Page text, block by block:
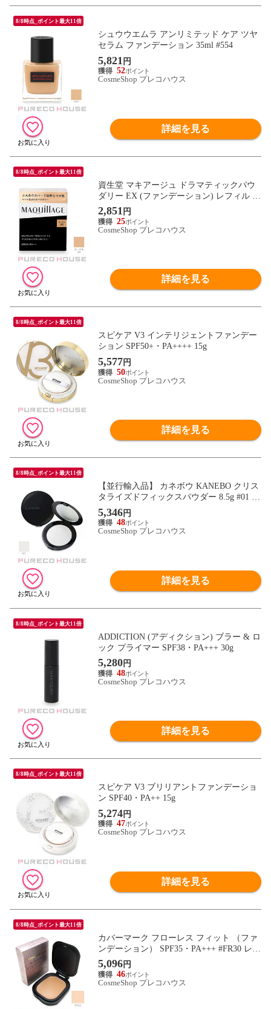
8/8時点_ポイント最大11倍
シュウウエムラ アンリミテッド ケア ツヤ
セラム ファンデーション 35ml #554
5,821 円
52
CosmeShop プレコハウス
詳細を見る
8/8時点_ポイント最大11倍
資生堂 マキアージュ ドラマティックパウ
ダリー EX (ファンデーション) レフィル S
PF25・PA+++ 9.3g #オークル20
2,851 円
25
CosmeShop プレコハウス
詳細を見る
8/8時点_ポイント最大11倍
スピケア V3 インテリジェントファンデー
ション SPF50+・PA++++ 15g
5,577 円
50
CosmeShop プレコハウス
詳細を見る
8/8時点_ポイント最大11倍
【並行輸入品】 カネボウ KANEBO クリス
タライズドフィックスパウダー 8.5g #01 Lu
cent
5,346円
48
CosmeShop プレコハウス
詳細を見る
8/8時点_ポイント最大11倍
ADDICTION (アディクション) ブラー & ロ
ック プライマー SPF38・PA+++ 30g
5,280円
48
CosmeShop プレコハウス
詳細を見る
8/8時点_ポイント最大11倍
スピケア V3 ブリリアントファンデーショ
ン SPF40・PA++ 15g
5,274円
47
CosmeShop プレコハウス
詳細を見る
8/8時点_ポイント最大11倍
カバーマーク フローレス フィット （ファ
ンデーション） SPF35・PA+++ #FR30 レフ
ィル
5,096円
46
CosmeShop プレコハウス